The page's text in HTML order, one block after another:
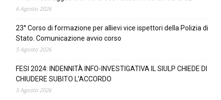
6 Agosto 2026
23° Corso di formazione per allievi vice ispettori della Polizia di
Stato. Comunicazione avvio corso
5 Agosto 2026
FESI 2024: INDENNITÀ INFO-INVESTIGATIVA IL SIULP CHIEDE DI
CHIUDERE SUBITO L’ACCORDO
5 Agosto 2026